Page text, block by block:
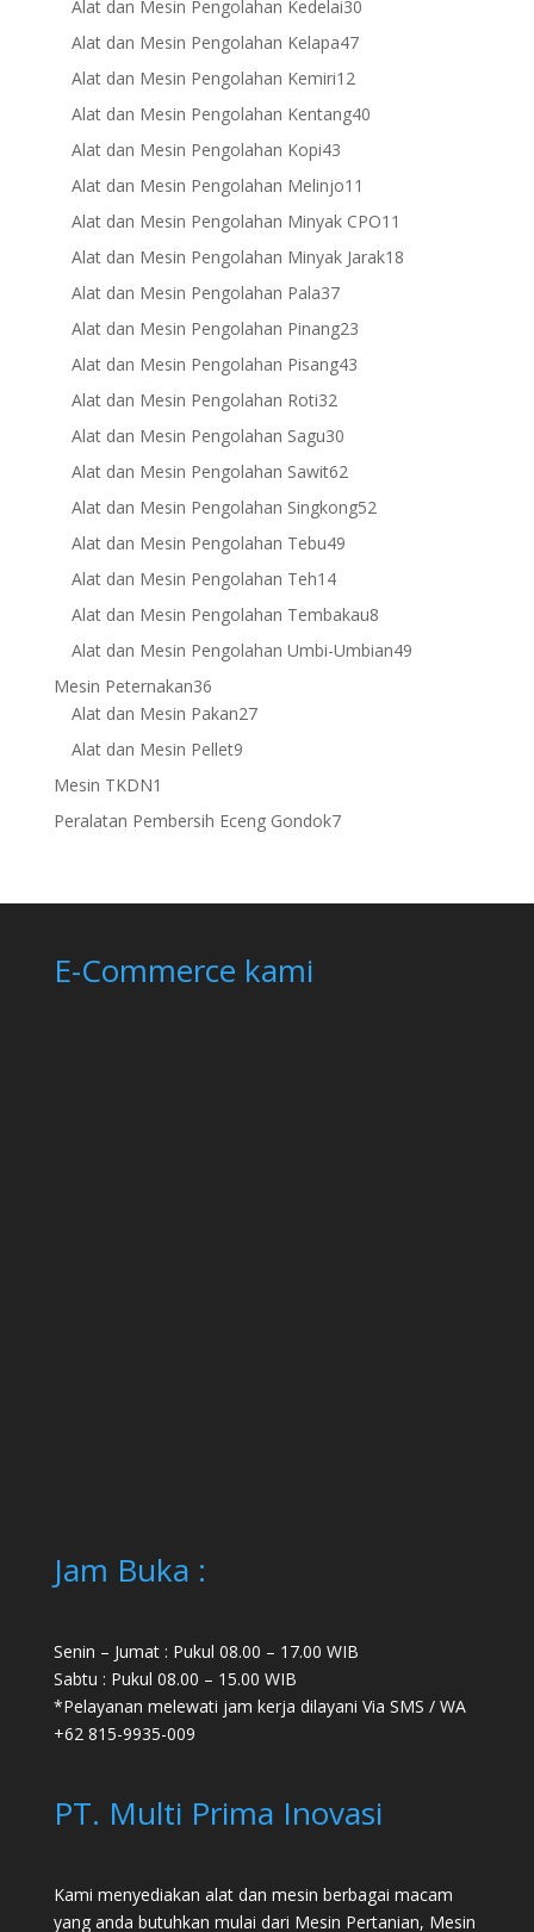
Alat dan Mesin Pengolahan Kedelai3030
Alat dan Mesin Pengolahan Kelapa4747
Alat dan Mesin Pengolahan Kemiri1212
products
Alat dan Mesin Pengolahan Kentang4040
Alat dan Mesin Pengolahan Kopi4343
products
Alat dan Mesin Pengolahan Melinjo11
products
Alat dan Mesin Pengolahan Minyak CPO11
products
Alat dan Mesin Pengolahan Minyak Jarak1818
Alat dan Mesin Pengolahan Pala3737
products
Alat dan Mesin Pengolahan Pinang2323
Alat dan Mesin Pengolahan Pisang4343
Alat dan Mesin Pengolahan Roti3232
products
Alat dan Mesin Pengolahan Sagu3030
products
Alat dan Mesin Pengolahan Sawit6262
products
Alat dan Mesin Pengolahan Singkong5252
Alat dan Mesin Pengolahan Tebu4949
Alat dan Mesin Pengolahan Teh1414
products
Alat dan Mesin Pengolahan Tembakau88
products
Alat dan Mesin Pengolahan Umbi-Umbian4949
Mesin Peternakan3636
products
Alat dan Mesin Pakan2727
Alat dan Mesin Pellet99
Mesin TKDN1
product
Peralatan Pembersih Eceng Gondok77
E-Commerce kami
Jam Buka :
Senin – Jumat : Pukul 08.00 – 17.00 WIB
Sabtu : Pukul 08.00 – 15.00 WIB
*Pelayanan melewati jam kerja dilayani Via SMS / WA
+62 815-9935-009
PT. Multi Prima Inovasi
Kami menyediakan alat dan mesin berbagai macam
yang anda butuhkan mulai dari Mesin Pertanian, Mesin